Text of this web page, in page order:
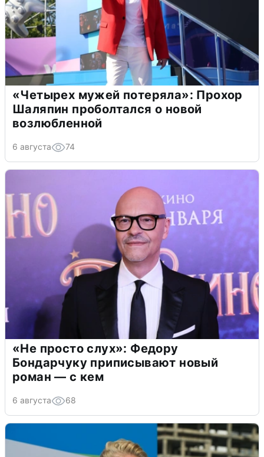
«Четырех мужей потеряла»: Прохор
Шаляпин проболтался о новой
возлюбленной
6 августа 74
«Не просто слух»: Федору
Бондарчуку приписывают новый
роман — с кем
6 августа 68